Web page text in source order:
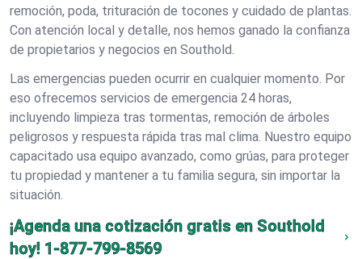
remoción, poda, trituración de tocones y cuidado de plantas.
Con atención local y detalle, nos hemos ganado la confianza
de propietarios y negocios en Southold.
Las emergencias pueden ocurrir en cualquier momento. Por
eso ofrecemos servicios de emergencia 24 horas,
incluyendo limpieza tras tormentas, remoción de árboles
peligrosos y respuesta rápida tras mal clima. Nuestro equipo
capacitado usa equipo avanzado, como grúas, para proteger
tu propiedad y mantener a tu familia segura, sin importar la
situación.
¡Agenda una cotización gratis en Southold
hoy! 1-877-799-8569